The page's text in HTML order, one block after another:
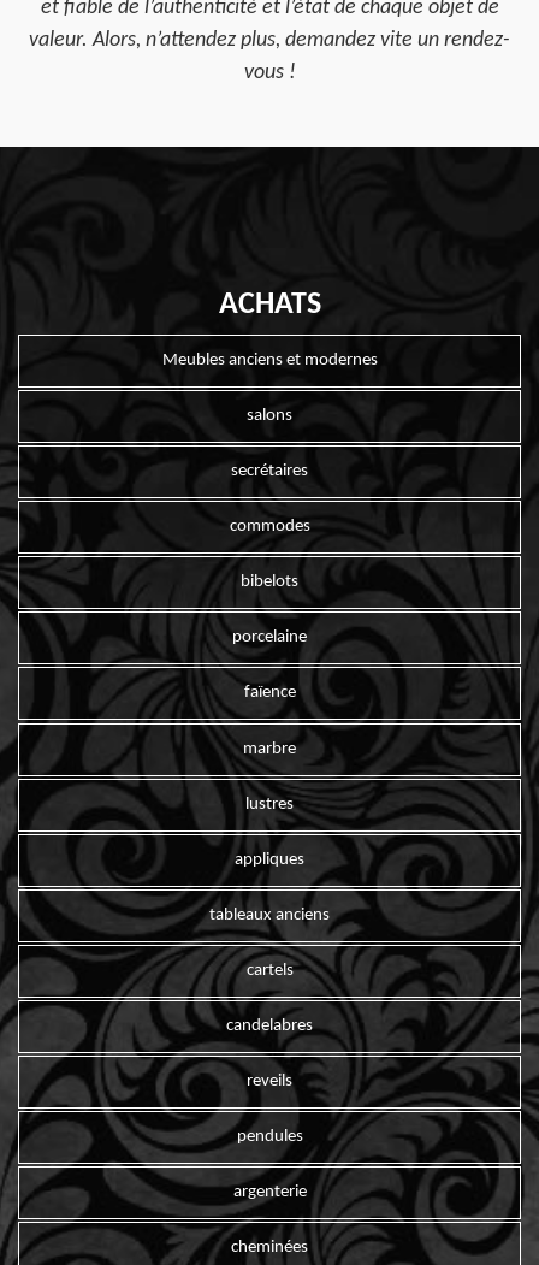
et fiable de l’authenticité et l’état de chaque objet de
valeur. Alors, n’attendez plus, demandez vite un rendez-
vous !
ACHATS
Meubles anciens et modernes
salons
secrétaires
commodes
bibelots
porcelaine
faïence
marbre
lustres
appliques
tableaux anciens
cartels
candelabres
reveils
pendules
argenterie
cheminées